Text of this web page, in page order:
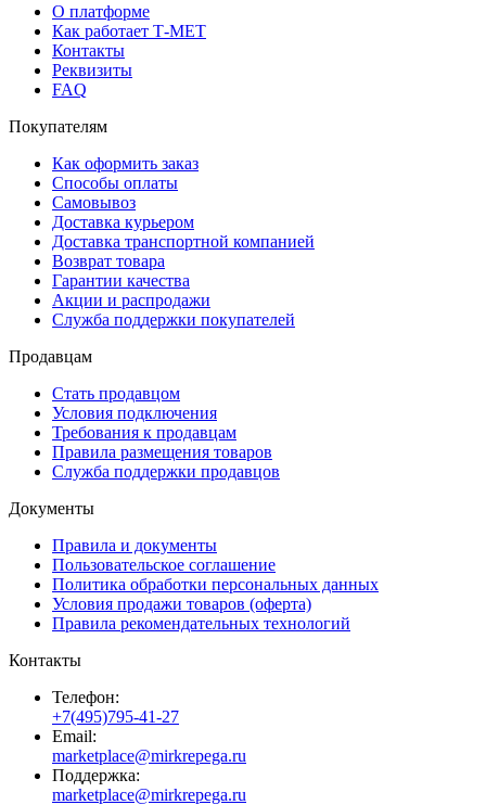
О платформе
Как работает Т-МЕТ
Контакты
Реквизиты
FAQ
Покупателям
Как оформить заказ
Способы оплаты
Самовывоз
Доставка курьером
Доставка транспортной компанией
Возврат товара
Гарантии качества
Акции и распродажи
Служба поддержки покупателей
Продавцам
Стать продавцом
Условия подключения
Требования к продавцам
Правила размещения товаров
Служба поддержки продавцов
Документы
Правила и документы
Пользовательское соглашение
Политика обработки персональных данных
Условия продажи товаров (оферта)
Правила рекомендательных технологий
Контакты
Телефон:
+7(495)795-41-27
Email:
marketplace@mirkrepega.ru
Поддержка:
marketplace@mirkrepega.ru